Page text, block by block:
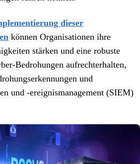
dieser
können Organisationen ihre
stärken und eine robuste
Bedrohungen aufrechterhalten,
und
und -ereignismanagement (SIEM)